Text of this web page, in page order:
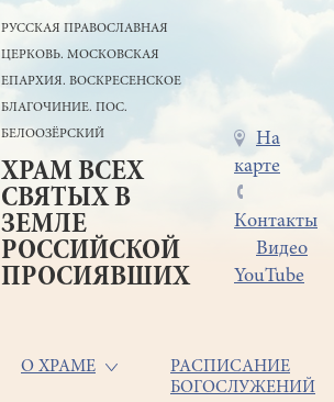
РУССКАЯ ПРАВОСЛАВНАЯ
ЦЕРКОВЬ. МОСКОВСКАЯ
ЕПАРХИЯ. ВОСКРЕСЕНСКОЕ
БЛАГОЧИНИЕ. ПОС.
БЕЛООЗЁРСКИЙ
ХРАМ ВСЕХ
СВЯТЫХ В
ЗЕМЛЕ
РОССИЙСКОЙ
ПРОСИЯВШИХ
Меню
в
шапке
На
карте
Контакты
Видео
YouTube
О ХРАМЕ
РАСПИСАНИЕ
БОГОСЛУЖЕНИЙ